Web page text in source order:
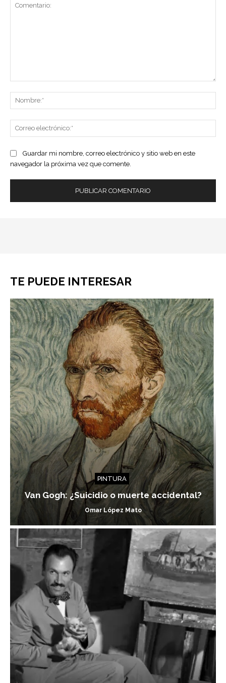
Guardar mi nombre, correo electrónico y sitio web en este
navegador la próxima vez que comente.
TE PUEDE INTERESAR
PINTURA
Van Gogh: ¿Suicidio o muerte accidental?
Omar López Mato